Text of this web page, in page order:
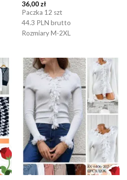
36,00 zł
Paczka 12 szt
44.3 PLN brutto
Rozmiary M-2XL